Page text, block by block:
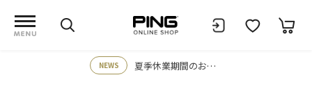
NEWS 夏季休業期間のお知らせ